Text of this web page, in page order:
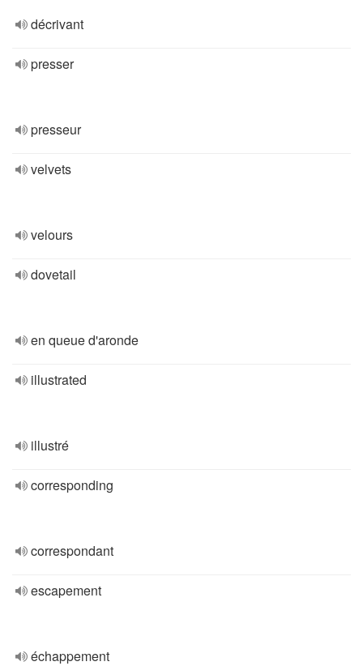
décrivant
presser
presseur
velvets
velours
dovetail
en queue d'aronde
illustrated
illustré
corresponding
correspondant
escapement
échappement